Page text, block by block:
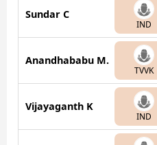
Sundar C
IND
Anandhababu M.
TVVK
Vijayaganth K
IND